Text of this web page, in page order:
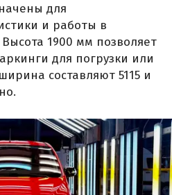
для
и работы в
1900 мм позволяет
для погрузки или
составляют 5115 и